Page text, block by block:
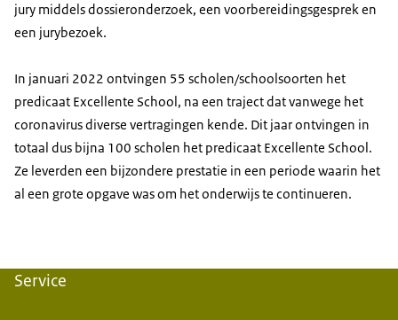
jury middels dossieronderzoek, een voorbereidingsgesprek en
een jurybezoek.
In januari 2022 ontvingen 55 scholen/schoolsoorten het
predicaat Excellente School, na een traject dat vanwege het
coronavirus diverse vertragingen kende. Dit jaar ontvingen in
totaal dus bijna 100 scholen het predicaat Excellente School.
Ze leverden een bijzondere prestatie in een periode waarin het
al een grote opgave was om het onderwijs te continueren.
Service